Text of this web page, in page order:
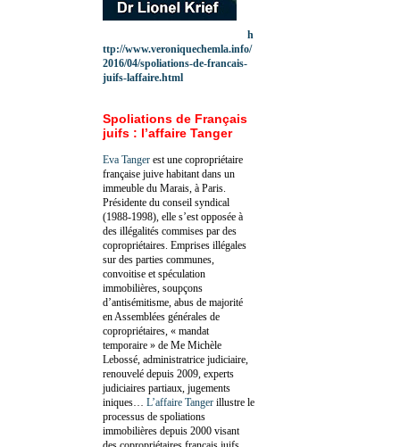
h
ttp://www.veroniquechemla.info/
2016/04/spoliations-de-francais-
juifs-laffaire.html
Spoliations de Français
juifs : l’affaire Tanger
Eva Tanger est une copropriétaire
française juive habitant dans un
immeuble du Marais, à Paris.
Présidente du conseil syndical
(1988-1998), elle s’est opposée à
des illégalités commises par des
copropriétaires. Emprises illégales
sur des parties communes,
convoitise et spéculation
immobilières, soupçons
d’antisémitisme, abus de majorité
en Assemblées générales de
copropriétaires, « mandat
temporaire » de Me Michèle
Lebossé, administratrice judiciaire,
renouvelé depuis 2009, experts
judiciaires partiaux, jugements
iniques… L’affaire Tanger illustre le
processus de spoliations
immobilières depuis 2000 visant